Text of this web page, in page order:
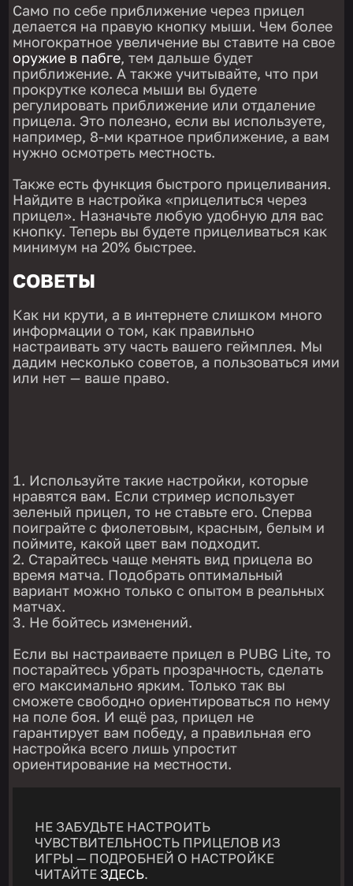
Само по себе приближение через прицел
делается на правую кнопку мыши. Чем более
многократное увеличение вы ставите на свое
оружие в пабге, тем дальше будет
приближение. А также учитывайте, что при
прокрутке колеса мыши вы будете
регулировать приближение или отдаление
прицела. Это полезно, если вы используете,
например, 8-ми кратное приближение, а вам
нужно осмотреть местность.
Также есть функция быстрого прицеливания.
Найдите в настройка «прицелиться через
прицел». Назначьте любую удобную для вас
кнопку. Теперь вы будете прицеливаться как
минимум на 20% быстрее.
СОВЕТЫ
Как ни крути, а в интернете слишком много
информации о том, как правильно
настраивать эту часть вашего геймплея. Мы
дадим несколько советов, а пользоваться ими
или нет — ваше право.
Используйте такие настройки, которые
нравятся вам. Если стример использует
зеленый прицел, то не ставьте его. Сперва
поиграйте с фиолетовым, красным, белым и
поймите, какой цвет вам подходит.
Старайтесь чаще менять вид прицела во
время матча. Подобрать оптимальный
вариант можно только с опытом в реальных
матчах.
Не бойтесь изменений.
Если вы настраиваете прицел в PUBG Lite, то
постарайтесь убрать прозрачность, сделать
его максимально ярким. Только так вы
сможете свободно ориентироваться по нему
на поле боя. И ещё раз, прицел не
гарантирует вам победу, а правильная его
настройка всего лишь упростит
ориентирование на местности.
НЕ ЗАБУДЬТЕ НАСТРОИТЬ
ЧУВСТВИТЕЛЬНОСТЬ ПРИЦЕЛОВ ИЗ
ИГРЫ — ПОДРОБНЕЙ О НАСТРОЙКЕ
ЧИТАЙТЕ ЗДЕСЬ.